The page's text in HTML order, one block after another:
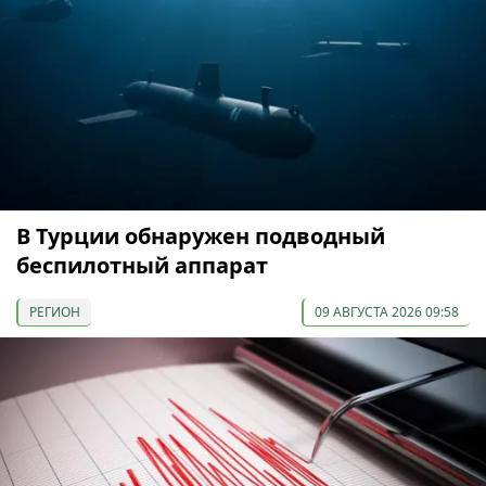
В Турции обнаружен подводный
беспилотный аппарат
РЕГИОН 09 АВГУСТА 2026 09:58